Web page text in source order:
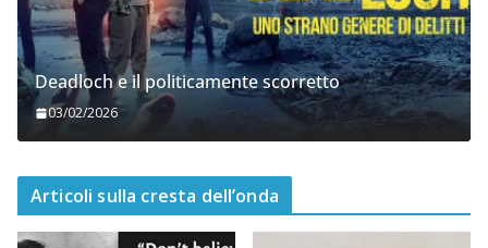
Deadloch e il politicamente scorretto
03/02/2026
Articoli sulla cresta dell’onda